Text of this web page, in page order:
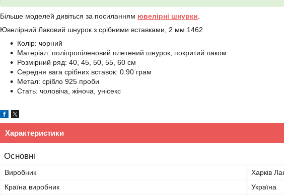
Більше моделей дивіться за посиланням ювелірні шнурки
Ювелірний Лаковий шнурок з срібними вставками, 2 мм 1462
Колір: чорний
Матеріал: поліпропіленовий плетений шнурок, покритий лаком
Розмірний ряд: 40, 45, 50, 55, 60 см
Середня вага срібних вставок: 0.90 грам
Метал: срібло 925 проби
Стать: чоловіча, жіноча, унісекс
Характеристики
Основні
Виробник
Харків
Країна виробник
Україна